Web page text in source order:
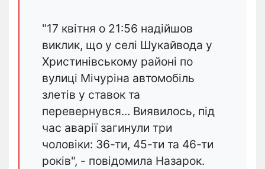
"17 квітня о 21:56 надійшов
виклик, що у селі Шукайвода у
Христинівському районі по
вулиці Мічуріна автомобіль
злетів у ставок та
перевернувся... Виявилось, під
час аварії загинули три
чоловіки: 36-ти, 45-ти та 46-ти
років", - повідомила Назарок.